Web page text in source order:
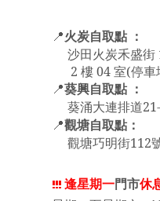
📍火炭自取點 ：
沙田火炭禾盛街
2 樓 04 室(停車
📍葵興自取點 ：
葵涌大連排道
📍觀塘自取點：
觀塘巧明街112
!!!逢星期一門市休